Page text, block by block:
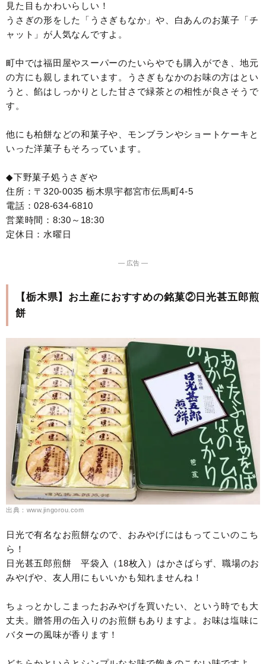
見た目もかわいらしい！
うさぎの形をした「うさぎもなか」や、白あんのお菓子「チ
ャット」が人気なんですよ。
町中では福田屋やスーパーのたいらやでも購入ができ、地元
の方にも親しまれています。うさぎもなかのお味の方はとい
うと、餡はしっかりとした甘さで緑茶との相性が良さそうで
す。
他にも柏餅などの和菓子や、モンブランやショートケーキと
いった洋菓子もそろっています。
◆下野菓子処うさぎや
住所：〒320-0035 栃木県宇都宮市伝馬町4-5
電話：028-634-6810
営業時間：8:30～18:30
定休日：水曜日
― 広告 ―
【栃木県】お土産におすすめの銘菓②日光甚五郎煎
餅
出典：www.jingorou.com
日光で有名なお煎餅なので、おみやげにはもってこいのこち
ら！
日光甚五郎煎餅 平袋入（18枚入）はかさばらず、職場のお
みやげや、友人用にもいいかも知れませんね！
ちょっとかしこまったおみやげを買いたい、という時でも大
丈夫。贈答用の缶入りのお煎餅もありますよ。お味は塩味に
バターの風味が香ります！